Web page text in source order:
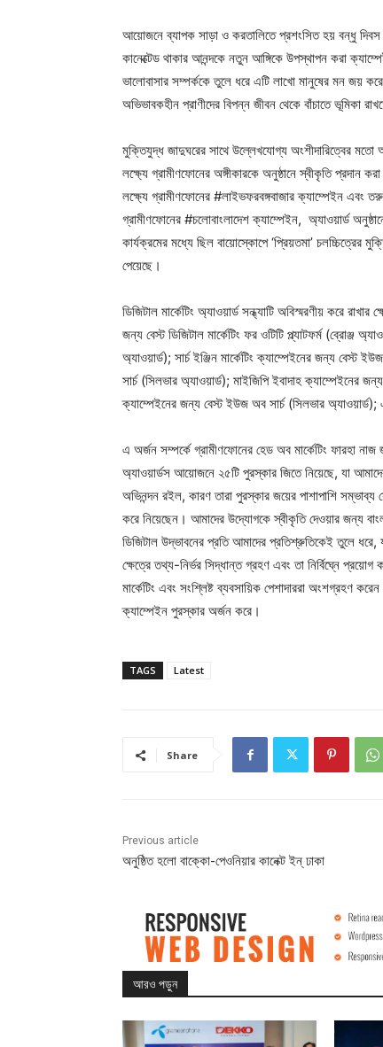
আয়োজনে ব্যাপক সাড়া ও করতালিতে প্রশংসিত হয় বন্ধু
কানেক্টেড থাকার আনন্দকে নতুন আঙ্গিকে উপস্থাপন করা
ভালোবাসার সম্পর্ককে তুলে ধরে এটি লাখো মানুষের মন জয়
অভিভাবকহীন প্রাণীদের বিপন্ন জীবন থেকে বাঁচাতে ভূমিকা
মুক্তিযুদ্ধ জাদুঘরের সাথে উল্লেখযোগ্য অংশীদারিত্বের মতো
লক্ষ্যে গ্রামীণফোনের অঙ্গীকারকে অনুষ্ঠানে স্বীকৃতি প্রদান
লক্ষ্যে গ্রামীণফোনের #লাইভফরবঙ্গবাজার ক্যাম্পেইন এবং
গ্রামীণফোনের #চলোবাংলাদেশ ক্যাম্পেইন, অ্যাওয়ার্ড
কার্যক্রমের মধ্যে ছিল বায়োস্কোপে ‘প্রিয়তমা’ চলচ্চিত্রের
পেয়েছে।
ডিজিটাল মার্কেটিং অ্যাওয়ার্ড সন্ধ্যাটি অবিস্মরণীয় করে
জন্য বেস্ট ডিজিটাল মার্কেটিং ফর ওটিটি প্ল্যাটফর্ম (ব্রোঞ্জ
অ্যাওয়ার্ড); সার্চ ইঞ্জিন মার্কেটিং ক্যাম্পেইনের জন্য বেস্ট
সার্চ (সিলভার অ্যাওয়ার্ড); মাইজিপি ইবাদাহ ক্যাম্পেইনের জন্য
ক্যাম্পেইনের জন্য বেস্ট ইউজ অব সার্চ (সিলভার অ্যাওয়ার্ড);
এ অর্জন সম্পর্কে গ্রামীণফোনের হেড অব মার্কেটিং ফারহা
অ্যাওয়ার্ডস আয়োজনে ২৫টি পুরস্কার জিতে নিয়েছে, যা
অভিনন্দন রইল, কারণ তারা পুরস্কার জয়ের পাশাপাশি
করে নিয়েছেন। আমাদের উদ্যোগকে স্বীকৃতি দেওয়ার জন্য
ডিজিটাল উদ্ভাবনের প্রতি আমাদের প্রতিশ্রুতিকেই তুলে ধরে,
ক্ষেত্রে তথ্য-নির্ভর সিদ্ধান্ত গ্রহণ এবং তা নির্বিঘ্নে প্রয়োগ
মার্কেটিং এবং সংশ্লিষ্ট ব্যবসায়িক পেশাদাররা অংশগ্রহণ
ক্যাম্পেইন পুরস্কার অর্জন করে।
TAGS Latest
Share
Previous article
অনুষ্ঠিত হলো বাক্কো-পেওনিয়ার কানেক্ট ইন্‌ ঢাকা
আরও পড়ুন